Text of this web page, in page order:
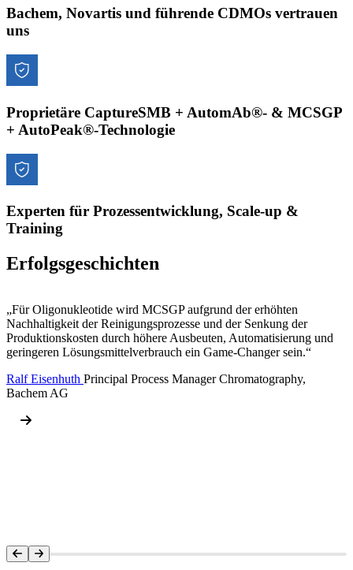
Bachem, Novartis und führende CDMOs vertrauen
uns
Proprietäre CaptureSMB + AutomAb®- & MCSGP
+ AutoPeak®-Technologie
Experten für Prozessentwicklung, Scale-up &
Training
Erfolgsgeschichten
„Für Oligonukleotide wird MCSGP aufgrund der erhöhten
Nachhaltigkeit der Reinigungsprozesse und der Senkung der
Produktionskosten durch höhere Ausbeuten, Automatisierung und
geringeren Lösungsmittelverbrauch ein Game-Changer sein.“
Ralf Eisenhuth Principal Process Manager Chromatography,
Bachem AG